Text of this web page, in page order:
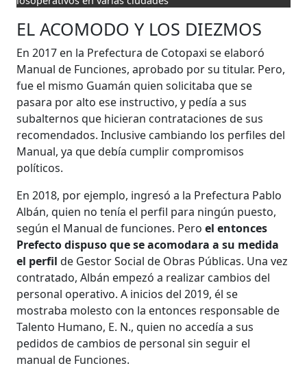
EL ACOMODO Y LOS DIEZMOS
En 2017 en la Prefectura de Cotopaxi se elaboró
Manual de Funciones, aprobado por su titular. Pero,
fue el mismo Guamán quien solicitaba que se
pasara por alto ese instructivo, y pedía a sus
subalternos que hicieran contrataciones de sus
recomendados. Inclusive cambiando los perfiles del
Manual, ya que debía cumplir compromisos
políticos.
En 2018, por ejemplo, ingresó a la Prefectura Pablo
Albán, quien no tenía el perfil para ningún puesto,
según el Manual de funciones. Peroel entonces
Prefecto dispuso que se acomodara a su medida
el perfil de Gestor Social de Obras Públicas. Una vez
contratado, Albán empezó a realizar cambios del
personal operativo. A inicios del 2019, él se
mostraba molesto con la entonces responsable de
Talento Humano, E. N., quien no accedía a sus
pedidos de cambios de personal sin seguir el
manual de Funciones.